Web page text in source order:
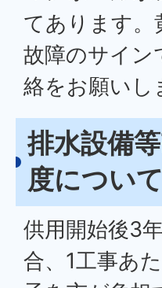
てあります。
故障のサイン
絡をお願いし
排水設備
度について
供用開始後3
合、1工事あ